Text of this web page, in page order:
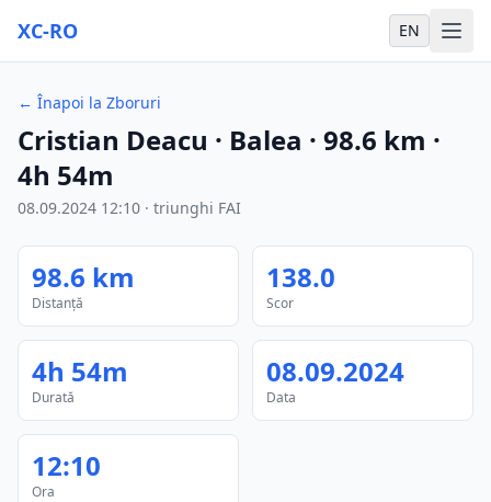
XC-RO EN
← Înapoi la Zboruri
Cristian Deacu · Balea · 98.6 km ·
4h 54m
08.09.2024 12:10 · triunghi FAI
98.6 km
Distanță
138.0
Scor
4h 54m
Durată
08.09.2024
Data
12:10
Ora